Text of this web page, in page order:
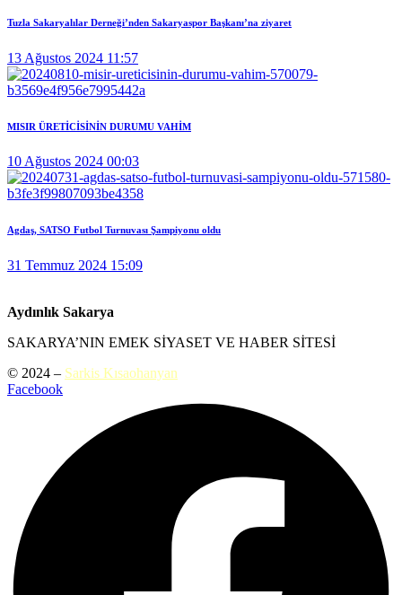
Tuzla Sakaryalılar Derneği’nden Sakaryaspor Başkanı’na ziyaret
13 Ağustos 2024 11:57
MISIR ÜRETİCİSİNİN DURUMU VAHİM
10 Ağustos 2024 00:03
Agdaş, SATSO Futbol Turnuvası Şampiyonu oldu
31 Temmuz 2024 15:09
Aydınlık Sakarya
SAKARYA’NIN EMEK SİYASET VE HABER SİTESİ
© 2024 – Sarkis Kısaohanyan
Facebook